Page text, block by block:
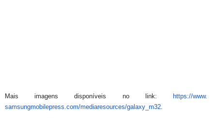
Mais imagens disponíveis no link: https://www.
samsungmobilepress.com/mediaresources/galaxy_m32